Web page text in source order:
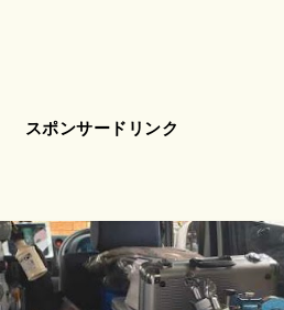
スポンサードリンク